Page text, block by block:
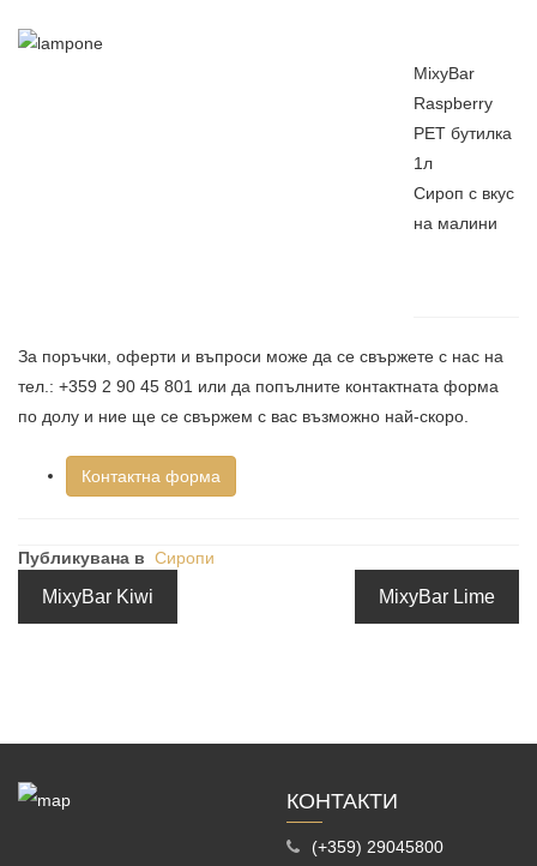
MixyBar
Raspberry
PET бутилка
1л
Сироп с вкус
на малини
За поръчки, оферти и въпроси може да се свържете с нас на
тел.: +359 2 90 45 801 или да попълните контактната форма
по долу и ние ще се свържем с вас възможно най-скоро.
Контактна форма
Публикувана в Сиропи
MixyBar Kiwi MixyBar Lime
КОНТАКТИ
(+359) 29045800